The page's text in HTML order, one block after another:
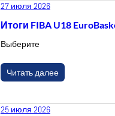
27 июля 2026
Итоги FIBA U18
Выберите
Читать далее
25 июля 2026